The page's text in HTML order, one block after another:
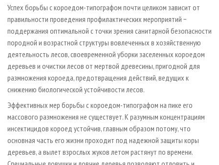
Успех борьбы с короедом-типографом почти целиком зависит от
правильности проведения профилактических мероприятий −
поддержания оптимальной с точки зрения санитарной безопасности
породной и возрастной структуры вовлеченных в хозяйственную
деятельность лесов, своевременной уборки заселенных короедом
деревьев и очистки лесов от мертвой древесины, пригодной для
размножения короеда, предотвращения действий, ведущих к
снижению биологической устойчивости лесов.
Эффективных мер борьбы с короедом-типографом на пике его
массового размножения не существует. К разумным концентрациям
инсектицидов короед устойчив, главным образом потому, что
основная часть его жизни проходит под надежной защиты коры
деревьев, а вылет взрослых жуков летом растянут по времени.